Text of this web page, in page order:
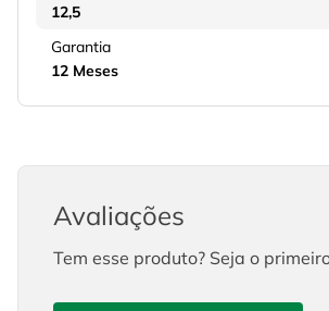
12,5
Garantia
12 Meses
Avaliações
Tem esse produto? Seja o